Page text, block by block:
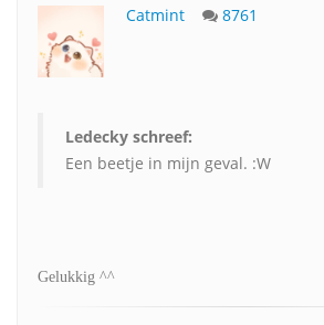
Catmint 8761
Ledecky schreef:
Een beetje in mijn geval. :W
Gelukkig ^^